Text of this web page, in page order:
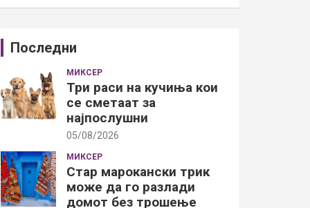
Последни
МИКСЕР
Три раси на кучиња кои
се сметаат за
најпослушни
05/08/2026
МИКСЕР
Стар марокански трик
може да го разлади
домот без трошење